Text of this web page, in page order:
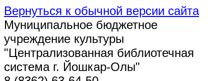
Вернуться к обычной версии сайта
Муниципальное бюджетное
учреждение культуры
"Централизованная библиотечная
система г. Йошкар-Олы"